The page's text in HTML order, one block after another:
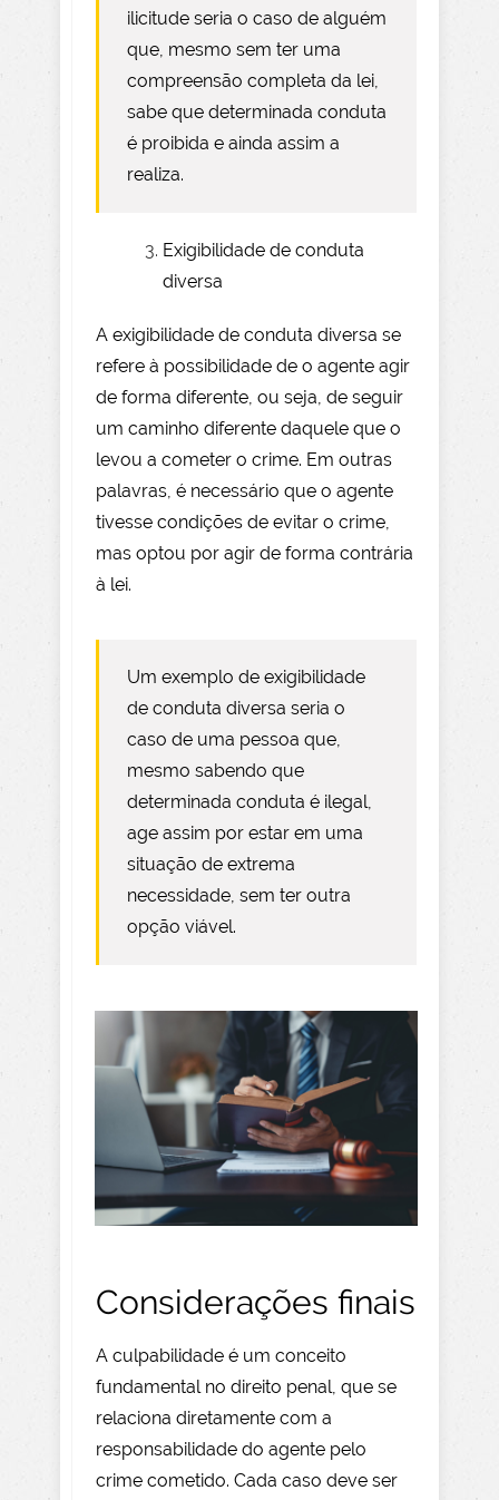
ilicitude seria o caso de alguém
que, mesmo sem ter uma
compreensão completa da lei,
sabe que determinada conduta
é proibida e ainda assim a
realiza.
Exigibilidade de conduta
diversa
A exigibilidade de conduta diversa se
refere à possibilidade de o agente agir
de forma diferente, ou seja, de seguir
um caminho diferente daquele que o
levou a cometer o crime. Em outras
palavras, é necessário que o agente
tivesse condições de evitar o crime,
mas optou por agir de forma contrária
à lei.
Um exemplo de exigibilidade
de conduta diversa seria o
caso de uma pessoa que,
mesmo sabendo que
determinada conduta é ilegal,
age assim por estar em uma
situação de extrema
necessidade, sem ter outra
opção viável.
Considerações finais
A culpabilidade é um conceito
fundamental no direito penal, que se
relaciona diretamente com a
responsabilidade do agente pelo
crime cometido. Cada caso deve ser